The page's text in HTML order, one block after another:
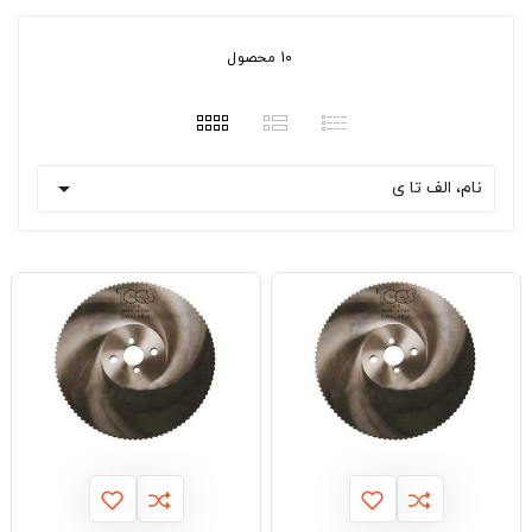
10 محصول
نام، الف تا ی 